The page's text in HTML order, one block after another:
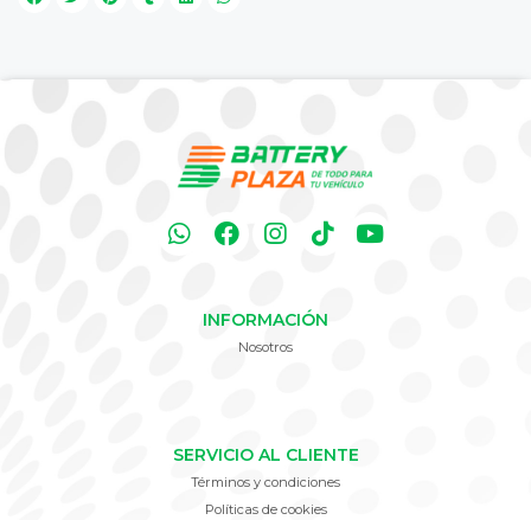
INFORMACIÓN
Nosotros
SERVICIO AL CLIENTE
Términos y condiciones
Políticas de cookies